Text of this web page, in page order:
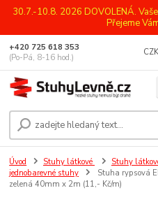
30.7.-10.8. 2026 DOVOLENÁ.
Přejeme
+420 725 618 353
(Po-Pá, 8-16 hod.)
Úvod Stuhy látkové Stuhy
jednobarevné stuhy
Stuha rypsová
zelená 40mm x 2m (11,- Kč/m)